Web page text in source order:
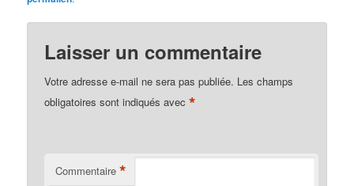
Laisser un commentaire
Votre adresse e-mail ne sera pas publiée. Les champs
obligatoires sont indiqués avec*
Commentaire *